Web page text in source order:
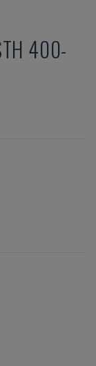
400-